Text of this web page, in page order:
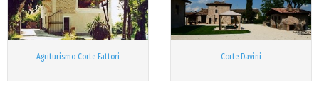
Agriturismo Corte Fattori Corte Davini